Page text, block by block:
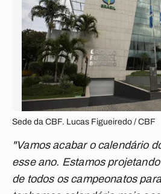
Sede da CBF. Lucas Figueiredo / CBF
"Vamos acabar o calendário
esse ano. Estamos
de todos os campeonatos